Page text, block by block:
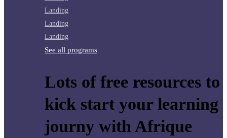
Landing
Landing
Landing
See all programs
Lots of free resources to
kick start your learning
journy with Afrique